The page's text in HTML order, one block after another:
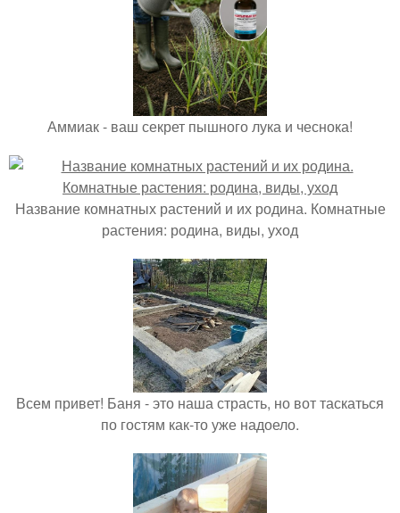
Аммиак - ваш секрет пышного лука и чеснока!
Название комнатных растений и их родина. Комнатные
растения: родина, виды, уход
Всем привет! Баня - это наша страсть, но вот таскаться
по гостям как-то уже надоело.